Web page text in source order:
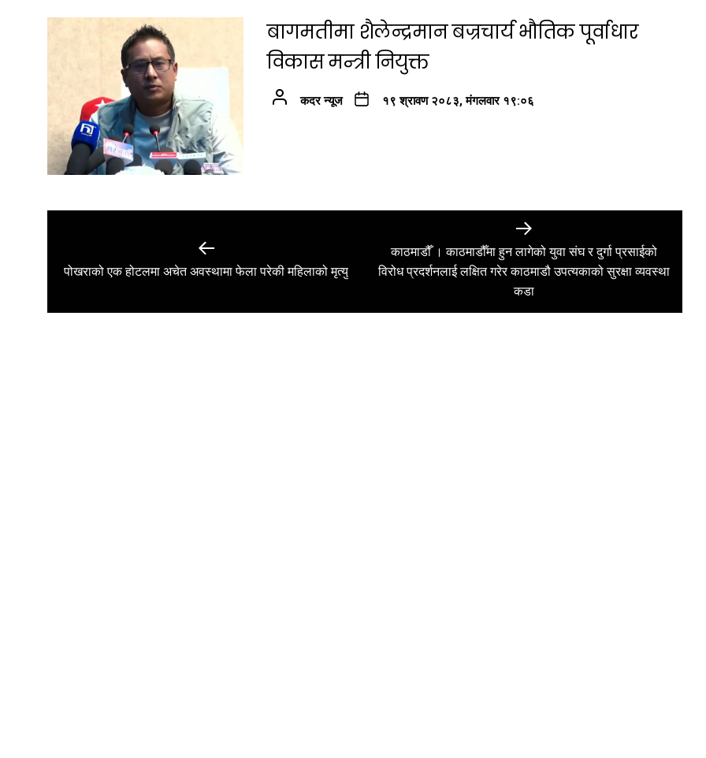
बागमतीमा शैलेन्द्रमान बज्रचार्य भौतिक पूर्वाधार
विकास मन्त्री नियुक्त
कदर न्यूज १९ श्रावण २०८३, मंगलवार १९:०६
Previous
पोखराको एक होटलमा अचेत अवस्थामा फेला परेकी महिलाको मृत्यु
Next
post:
काठमाडौँ । काठमाडौँमा हुन लागेको युवा संघ र दुर्गा प्रसाईको
विरोध प्रदर्शनलाई लक्षित गरेर काठमाडौ उपत्यकाको सुरक्षा व्यवस्था
कडा